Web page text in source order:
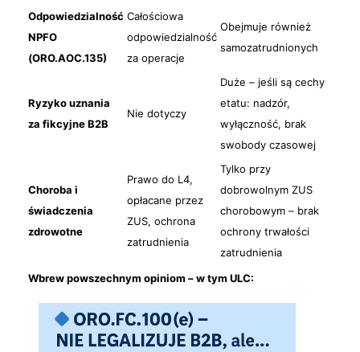
Odpowiedzialność
NPFO
(ORO.AOC.135)
Całościowa
odpowiedzialność
za operacje
Obejmuje również
samozatrudnionych
Ryzyko uznania
za fikcyjne B2B
Nie dotyczy
Duże – jeśli są cechy
etatu: nadzór,
wyłączność, brak
swobody czasowej
Choroba i
świadczenia
zdrowotne
Prawo do L4,
opłacane przez
ZUS, ochrona
zatrudnienia
Tylko przy
dobrowolnym ZUS
chorobowym – brak
ochrony trwałości
zatrudnienia
Wbrew powszechnym opiniom – w tym ULC: